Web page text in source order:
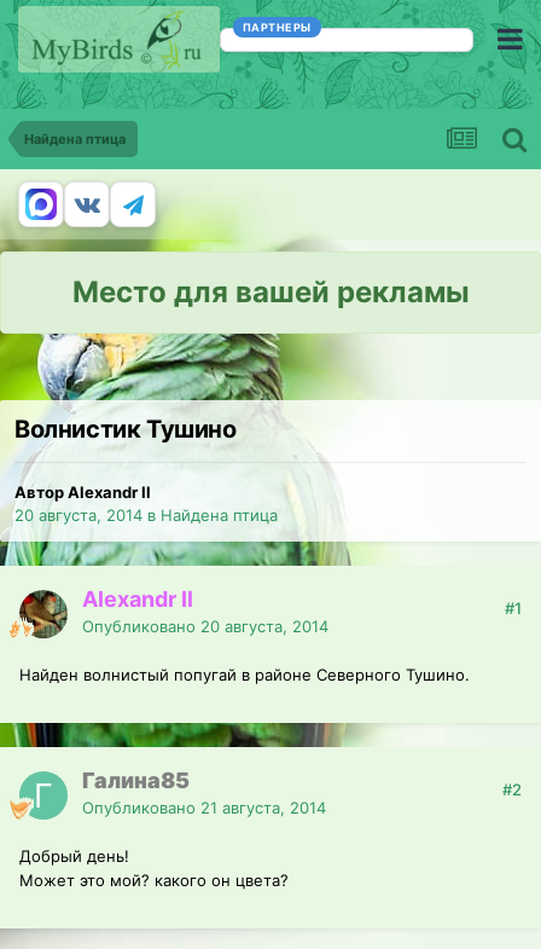
ПАРТНЕРЫ
Найдена птица
Место для вашей рекламы
Волнистик Тушино
Автор Alexandr Il
20 августа, 2014 в Найдена птица
Alexandr Il
Опубликовано 20 августа, 2014
#1
Найден волнистый попугай в районе Северного Тушино.
Галина85
Опубликовано 21 августа, 2014
#2
Добрый день!
Может это мой? какого он цвета?